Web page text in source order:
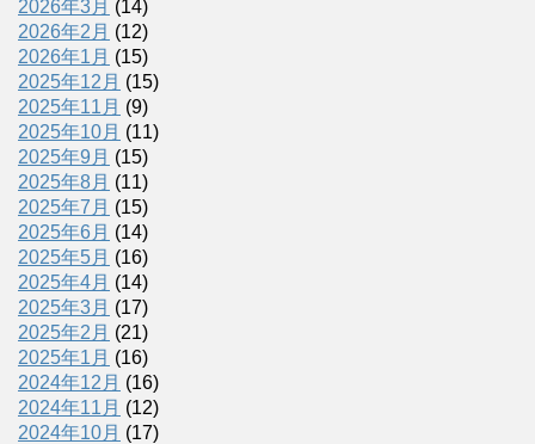
2026年3月 (14)
2026年2月 (12)
2026年1月 (15)
2025年12月 (15)
2025年11月 (9)
2025年10月 (11)
2025年9月 (15)
2025年8月 (11)
2025年7月 (15)
2025年6月 (14)
2025年5月 (16)
2025年4月 (14)
2025年3月 (17)
2025年2月 (21)
2025年1月 (16)
2024年12月 (16)
2024年11月 (12)
2024年10月 (17)